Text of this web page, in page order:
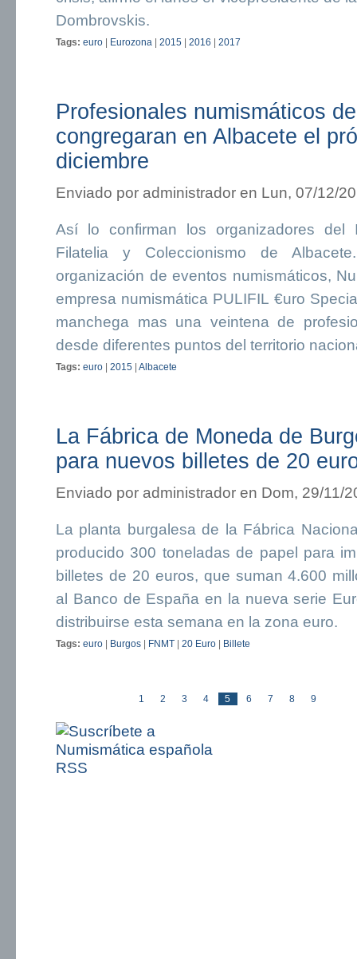
Dombrovskis.
Tags: euro Eurozona 2015 2016 2017
Profesionales numismáticos
congregaran en Albacete el
diciembre
Enviado por administrador en Lun, 07/12/
Así lo confirman los organizadores del
Filatelia y Coleccionismo de
organización de eventos numismáticos,
empresa numismática PULIFIL €uro
manchega mas una veintena de
desde diferentes puntos del territorio
Tags: euro 2015 Albacete
La Fábrica de Moneda de
para nuevos billetes de 20
Enviado por administrador en Dom, 29/11/
La planta burgalesa de la Fábrica
producido 300 toneladas de papel para
billetes de 20 euros, que suman 4.600
al Banco de España en la nueva serie
distribuirse esta semana en la zona euro.
Tags: euro Burgos FNMT 20 Euro Billete
1 2 3 4 5 6 7 8 9